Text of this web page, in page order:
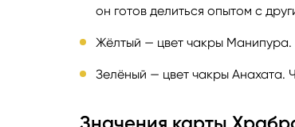
он готов делиться опытом с
Жёлтый — цвет чакры Манипура.
Зелёный — цвет чакры Анахата.